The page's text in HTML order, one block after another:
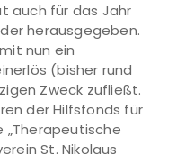
auch für das Jahr
herausgegeben.
nun ein
(bisher rund
Zweck zufließt.
der Hilfsfonds für
„Therapeutische
St. Nikolaus